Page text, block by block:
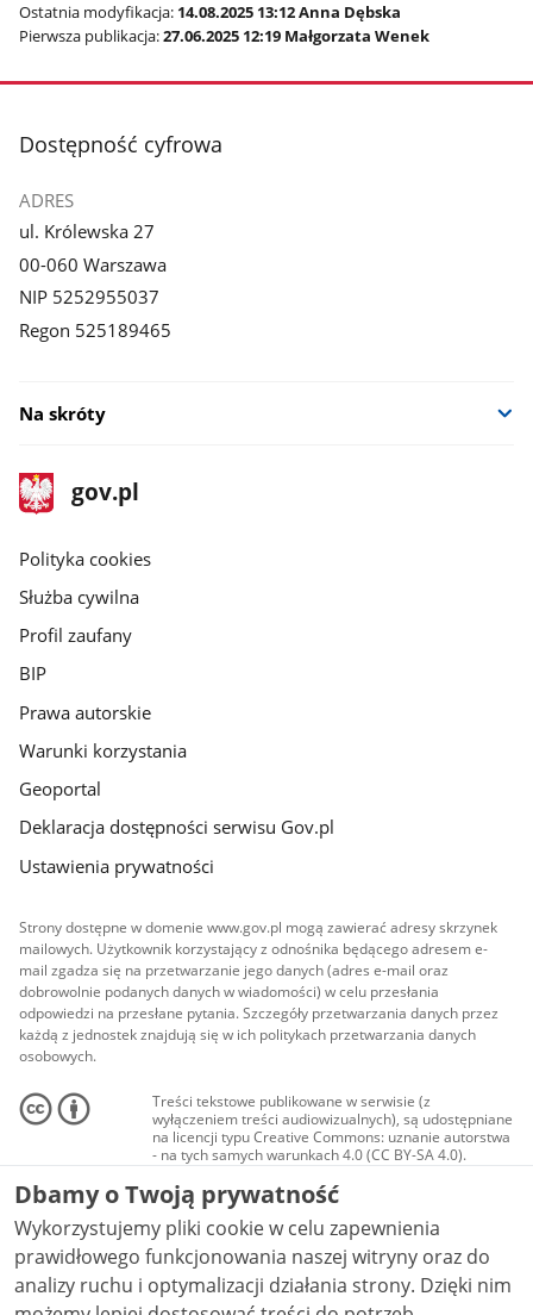
Ostatnia modyfikacja: 14.08.2025 13:12 Anna Dębska
Pierwsza publikacja:27.06.2025 12:19 Małgorzata Wenek
stopka
Dostępność cyfrowa
ADRES
ul. Królewska 27
00-060 Warszawa
NIP 5252955037
Regon 525189465
Na skróty
stopka
gov.pl
Strona
gov.pl
gov.pl
Polityka cookies
Służba cywilna
Profil zaufany
BIP
Prawa autorskie
Warunki korzystania
Geoportal
Deklaracja dostępności serwisu Gov.pl
Ustawienia prywatności
Strony dostępne w domenie www.gov.pl mogą zawierać adresy skrzynek
mailowych. Użytkownik korzystający z odnośnika będącego adresem e-
mail zgadza się na przetwarzanie jego danych (adres e-mail oraz
dobrowolnie podanych danych w wiadomości) w celu przesłania
odpowiedzi na przesłane pytania. Szczegóły przetwarzania danych przez
każdą z jednostek znajdują się w ich politykach przetwarzania danych
osobowych.
Treści tekstowe publikowane w serwisie (z
wyłączeniem treści audiowizualnych), są udostępniane
na licencji typu Creative Commons: uznanie autorstwa
- na tych samych warunkach 4.0 (CC BY-SA 4.0).
Materiały audiowizualne, w tym zdjęcia, materiały
audio i wideo, są udostępniane na licencji typu
Creative Commons: uznanie autorstwa użycie
niekomercyjne - bez utworów zależnych 4.0 (CC BY-
NC-ND 4.0), o ile nie jest to stwierdzone inaczej.
Dbamy o Twoją prywatność
Wykorzystujemy pliki cookie w celu zapewnienia
prawidłowego funkcjonowania naszej witryny oraz do
analizy ruchu i optymalizacji działania strony. Dzięki nim